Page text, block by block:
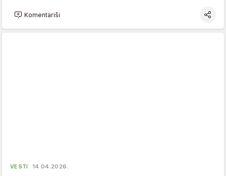
Komentariši
VESTI 14.04.2026.